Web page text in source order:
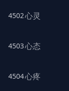
4502心灵
4503心态
4504心疼